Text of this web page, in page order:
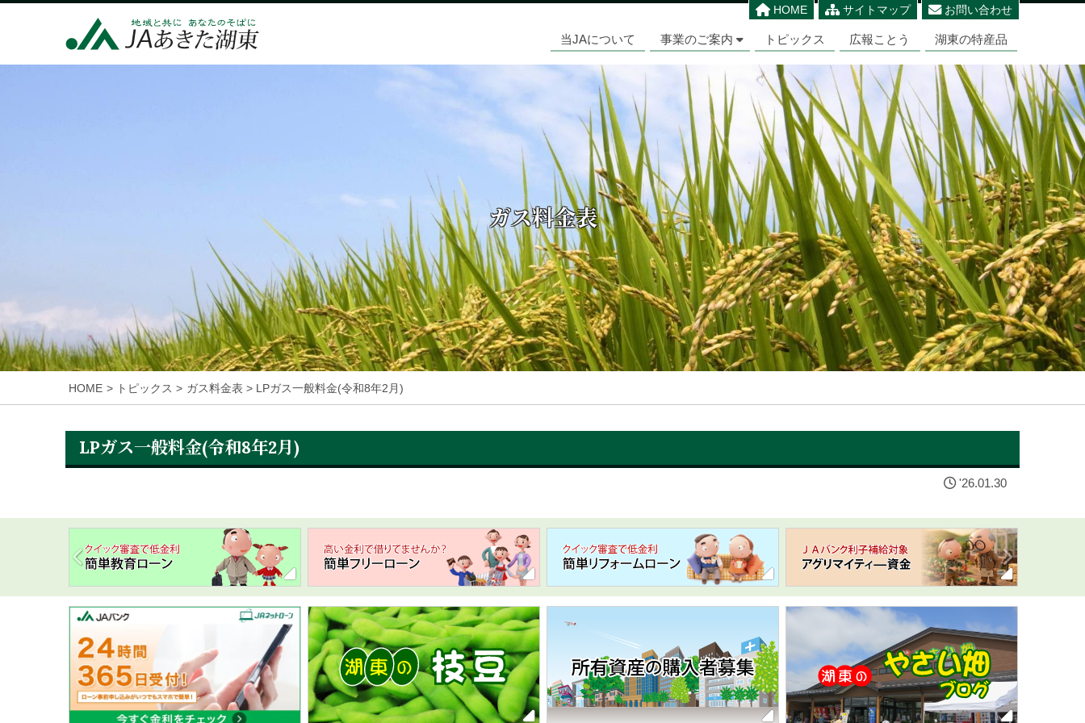
HOME サイトマップ お問い合わせ
当JAについて 事業のご案内 トピックス 広報ことう 湖東の特産品
ガス料金表
HOME トピックス ガス料金表 LPガス一般料金(令和8年2月)
LPガス一般料金(令和8年2月)
'26.01.30